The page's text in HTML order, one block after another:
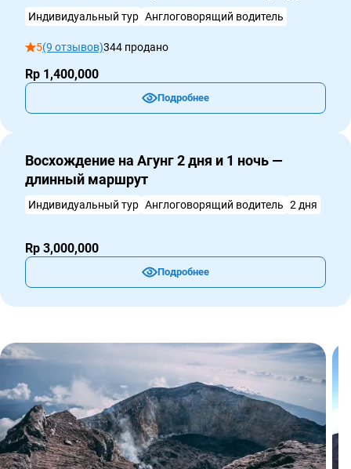
Индивидуальный тур Англоговорящий водитель
5(9 отзывов)344 продано
Rp 1,400,000
Подробнее
Восхождение на Агунг 2 дня и 1 ночь —
длинный маршрут
Индивидуальный тур Англоговорящий водитель 2 дня
Rp 3,000,000
Подробнее